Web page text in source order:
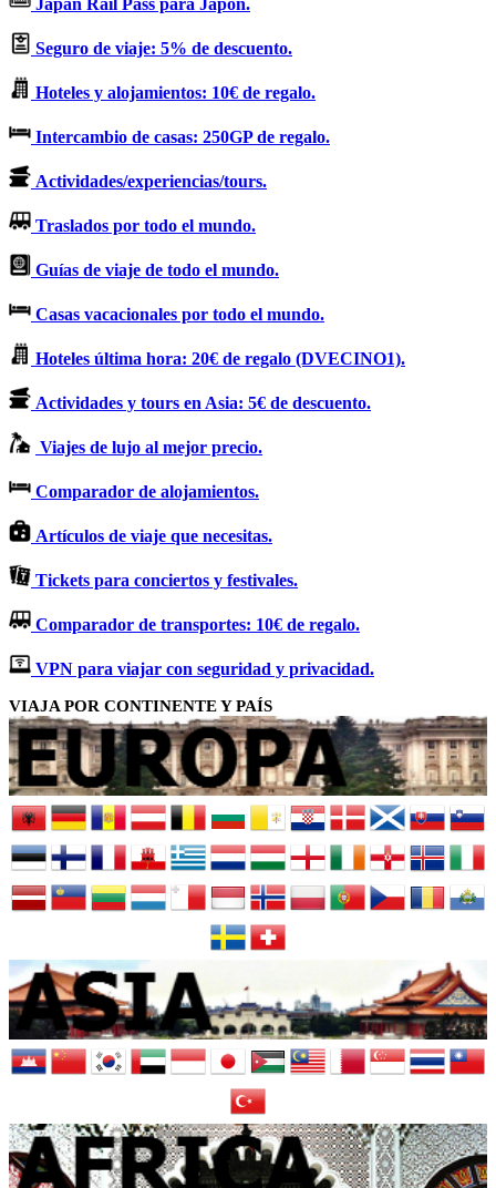
Japan Rail Pass para Japón.
Seguro de viaje: 5% de descuento.
Hoteles y alojamientos: 10€ de regalo.
Intercambio de casas: 250GP de regalo.
Actividades/experiencias/tours.
Traslados por todo el mundo.
Guías de viaje de todo el mundo.
Casas vacacionales por todo el mundo.
Hoteles última hora: 20€ de regalo (DVECINO1).
Actividades y tours en Asia: 5€ de descuento.
Viajes de lujo al mejor precio.
Comparador de alojamientos.
Artículos de viaje que necesitas.
Tickets para conciertos y festivales.
Comparador de transportes: 10€ de regalo.
VPN para viajar con seguridad y privacidad.
VIAJA POR CONTINENTE Y PAÍS